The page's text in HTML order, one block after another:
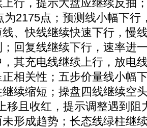
行，提示大盘应继续反抽
为2175点；预测线小幅下行
、快线继续快速下行，慢
回复线继续下行，速率进
其充电线继续上行，放电
相关性；五步价量线小幅
续缩短；操盘四线继续空
移且收红，提示调整遇到阻
形成趋势；长态线绿柱继